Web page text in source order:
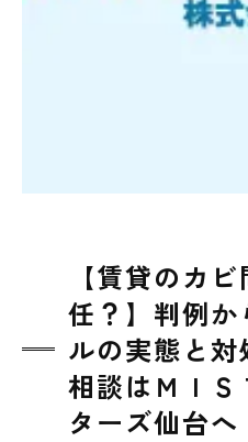
【賃貸のカ
任？】判例
ルの実態と
相談はＭＩ
ターズ仙台へ